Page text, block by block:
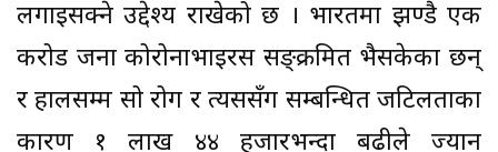
लगाइसक्ने उद्देश्य राखेको छ । भारतमा झण्डै एक
करोड जना कोरोनाभाइरस सङ्क्रमित भैसकेका छन्
र हालसम्म सो रोग र त्यससँग सम्बन्धित जटिलताका
कारण १ लाख ४४ हजारभन्दा बढीले ज्यान